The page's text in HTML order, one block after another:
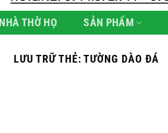
NHÀ THỜ HỌ SẢN PHẨM
LƯU TRỮ THẺ:TƯỜNG DÀO ĐÁ